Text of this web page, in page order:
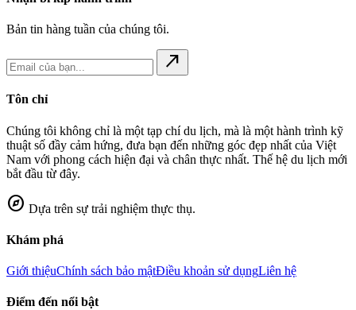
Bản tin hàng tuần của chúng tôi.
north_east
Tôn chỉ
Chúng tôi không chỉ là một tạp chí du lịch, mà là một hành trình kỹ
thuật số đầy cảm hứng, đưa bạn đến những góc đẹp nhất của Việt
Nam với phong cách hiện đại và chân thực nhất. Thế hệ du lịch mới
bắt đầu từ đây.
explore Dựa trên sự trải nghiệm thực thụ.
Khám phá
Giới thiệuChính sách bảo mậtĐiều khoản sử dụngLiên hệ
Điểm đến nổi bật